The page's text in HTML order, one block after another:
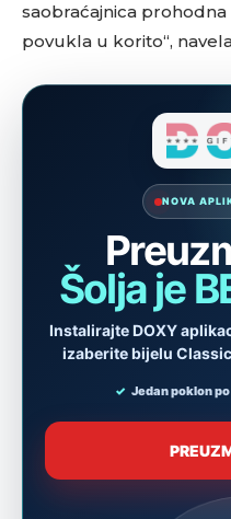
saobraćajnica prohodna
povukla u korito“,